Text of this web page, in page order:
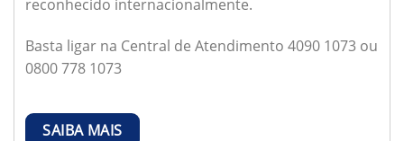
reconhecido internacionalmente.
Basta ligar na Central de Atendimento 4090 1073 ou
0800 778 1073
SAIBA MAIS